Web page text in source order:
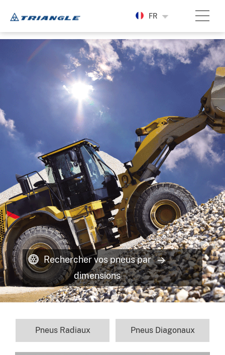
FR
Rechercher vos pneus par
dimensions
Pneus Radiaux Pneus Diagonaux